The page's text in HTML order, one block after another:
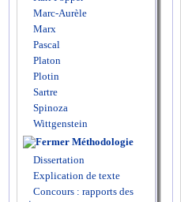
Marc-Aurèle
Marx
Pascal
Platon
Plotin
Sartre
Spinoza
Wittgenstein
Méthodologie
Dissertation
Explication de texte
Concours : rapports des